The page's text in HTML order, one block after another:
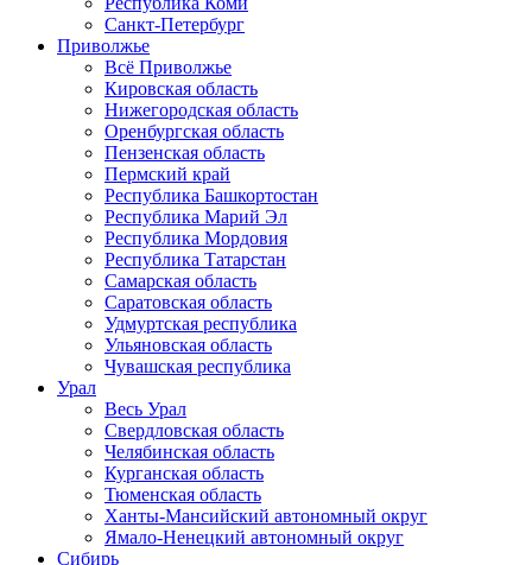
Санкт-Петербург
Приволжье
Всё Приволжье
Кировская область
Нижегородская область
Оренбургская область
Пензенская область
Пермский край
Республика Башкортостан
Республика Марий Эл
Республика Мордовия
Республика Татарстан
Самарская область
Саратовская область
Удмуртская республика
Ульяновская область
Чувашская республика
Урал
Весь Урал
Свердловская область
Челябинская область
Курганская область
Тюменская область
Ханты-Мансийский автономный округ
Ямало-Ненецкий автономный округ
Сибирь